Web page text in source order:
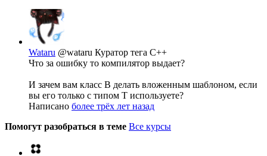
Wataru @wataru Куратор тега C++
Что за ошибку то компилятор выдает?
И зачем вам класс B делать вложенным шаблоном, если
вы его только с типом T используете?
Написано более трёх лет назад
Помогут разобраться в теме Все курсы